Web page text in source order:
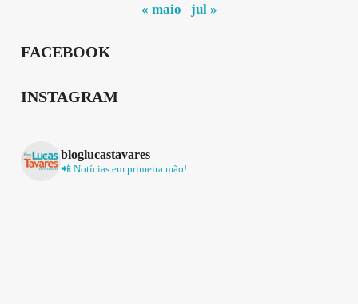
« maio jul »
FACEBOOK
INSTAGRAM
bloglucastavares
📲 Notícias em primeira mão!